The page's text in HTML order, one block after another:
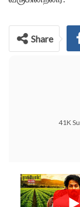
Share
41K